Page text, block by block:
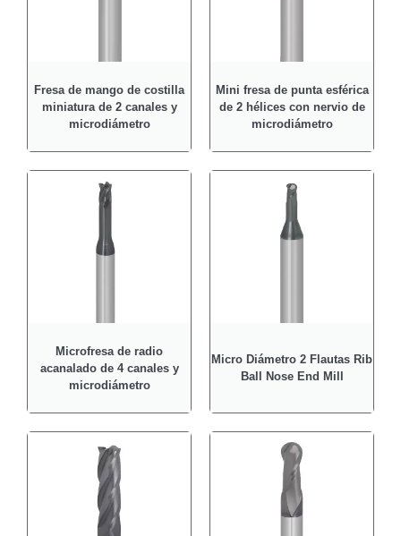
Fresa de mango de costilla
miniatura de 2 canales y
microdiámetro
Mini fresa de punta esférica
de 2 hélices con nervio de
microdiámetro
Microfresa de radio
acanalado de 4 canales y
microdiámetro
Micro Diámetro 2 Flautas Rib
Ball Nose End Mill